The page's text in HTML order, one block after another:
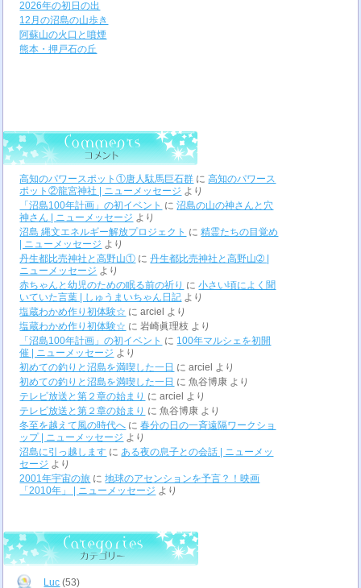
2026年の初日の出
12月の沼島の山歩き
阿蘇山の火口と噴煙
熊本・押戸石の丘
高知のパワースポット①唐人駄馬巨石群 に高知のパワース
ポット②龍宮神社 | ニューメッセージ より
「沼島100年計画」の初イベント に沼島の山の神さんと穴
神さん | ニューメッセージ より
沼島 縄文エネルギー解放プロジェクト に精霊たちの目覚め
| ニューメッセージ より
丹生都比売神社と高野山① に丹生都比売神社と高野山➁ |
ニューメッセージ より
赤ちゃんと幼児のための眠る前の祈り に小さい頃によく聞
いていた言葉 | しゅうまいちゃん日記 より
塩蔵わかめ作り初体験☆ にarciel
より
塩蔵わかめ作り初体験☆ に岩崎眞理枝 より
「沼島100年計画」の初イベント に 100年マルシェを初開
催 | ニューメッセージ より
初めての釣りと沼島を満喫した一日 にarciel
より
初めての釣りと沼島を満喫した一日 に魚谷博康 より
テレビ放送と第２章の始まり にarciel
より
テレビ放送と第２章の始まり に魚谷博康 より
冬至を越えて風の時代へ に春分の日の一斉遠隔ワークショ
ップ | ニューメッセージ より
沼島に引っ越します に ある夜の息子との会話 | ニューメッ
セージ より
2001年宇宙の旅 に地球のアセンションを予言？！映画
「2010年」 | ニューメッセージ より
Luc (53)